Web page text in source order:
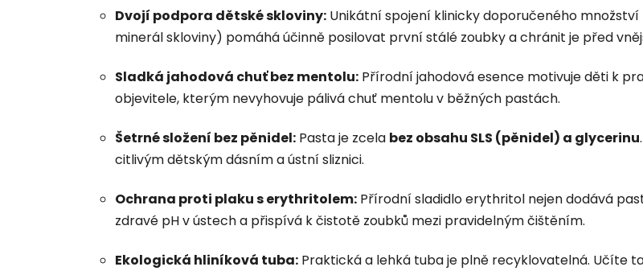
Dvojí podpora dětské skloviny: Unikátní spojení klinicky doporučeného
minerál skloviny) pomáhá účinně posilovat první stálé zoubky a chránit je před
Sladká jahodová chuť bez mentolu: Přírodní jahodová esence motivuje děti k
objevitele, kterým nevyhovuje pálivá chuť mentolu v běžných pastách.
Šetrné složení bez pěnidel: Pasta je zcela bez obsahu SLS (pěnidel) a glycerinu
citlivým dětským dásním a ústní sliznici.
Ochrana proti plaku s erythritolem: Přírodní sladidlo erythritol nejen dodává
zdravé pH v ústech a přispívá k čistotě zoubků mezi pravidelným čištěním.
Ekologická hliníková tuba: Praktická a lehká tuba je plně recyklovatelná. Učíte